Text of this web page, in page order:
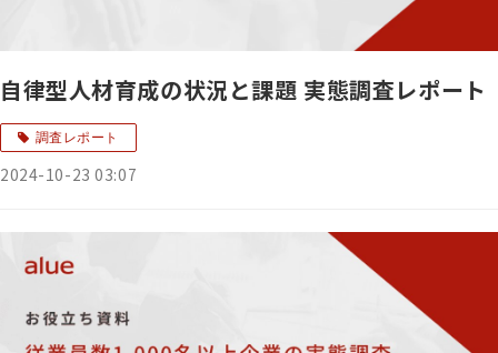
自律型人材育成の状況と課題 実態調査レポート
調査レポート
2024-10-23 03:07